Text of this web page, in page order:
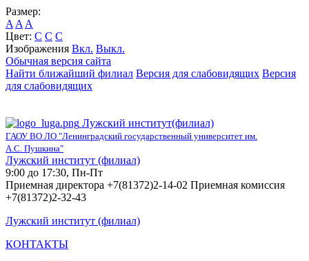
Размер:
A A A
Цвет: C C C
Изображения Вкл. Выкл.
Обычная версия сайта
Найти ближайший филиал Версия для слабовидящих Версия
для слабовидящих
Лужский институт(филиал)
ГАОУ ВО ЛО "Ленинградский государственный университет им.
А.С. Пушкина"
Лужский институт (филиал)
9:00 до 17:30, Пн-Пт
Приемная директора +7(81372)2-14-02 Приемная комиссия
+7(81372)2-32-43
Лужский институт (филиал)
КОНТАКТЫ